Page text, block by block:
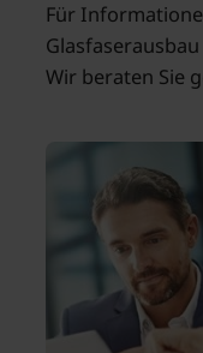
Für
Wir beraten Sie